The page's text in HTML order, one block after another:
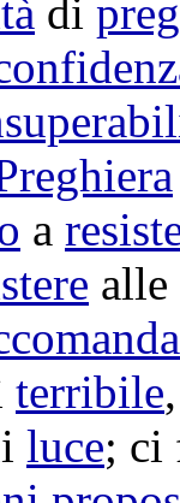
di
a
alle
terribile
luce; ci